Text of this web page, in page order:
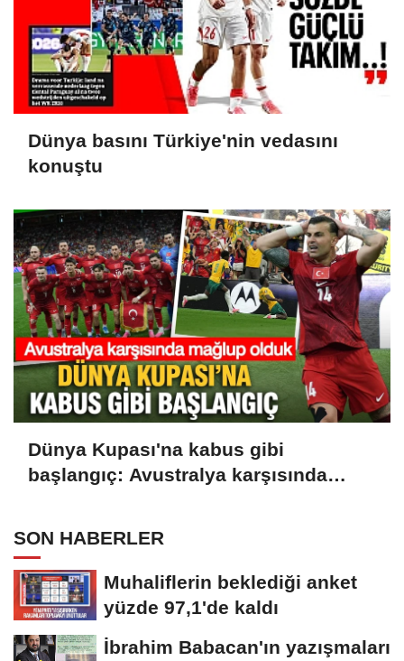
Dünya basını Türkiye'nin vedasını
konuştu
Dünya Kupası'na kabus gibi
başlangıç: Avustralya karşısında
SON HABERLER
Muhaliflerin beklediği anket
yüzde 97,1'de kaldı
İbrahim Babacan'ın yazışmaları